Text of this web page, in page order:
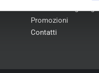
Promozioni
Contatti